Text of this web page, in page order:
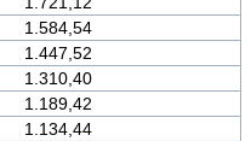
1.584,54
1.447,52
1.310,40
1.189,42
1.134,44